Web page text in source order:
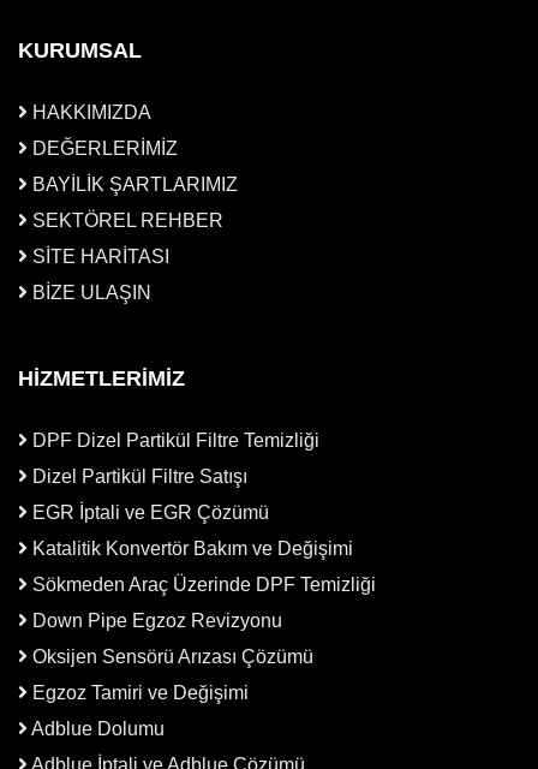
KURUMSAL
HAKKIMIZDA
DEĞERLERİMİZ
BAYİLİK ŞARTLARIMIZ
SEKTÖREL REHBER
SİTE HARİTASI
BİZE ULAŞIN
HİZMETLERİMİZ
DPF Dizel Partikül Filtre Temizliği
Dizel Partikül Filtre Satışı
EGR İptali ve EGR Çözümü
Katalitik Konvertör Bakım ve Değişimi
Sökmeden Araç Üzerinde DPF Temizliği
Down Pipe Egzoz Revizyonu
Oksijen Sensörü Arızası Çözümü
Egzoz Tamiri ve Değişimi
Adblue Dolumu
Adblue İptali ve Adblue Çözümü